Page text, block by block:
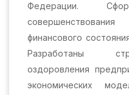
Федерации.
финансового
Разработаны
оздоровления
экономических